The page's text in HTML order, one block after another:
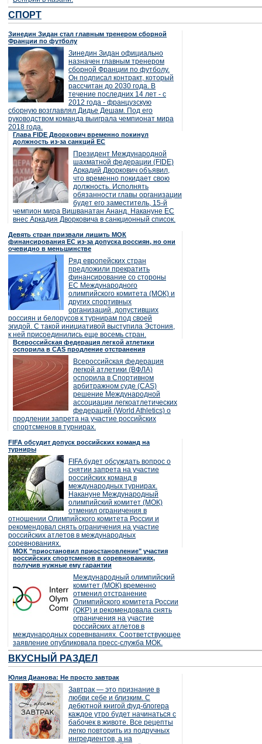
СПОРТ
Зинедин Зидан стал главным тренером сборной
Франции по футболу
Зинедин Зидан официально
назначен главным тренером
сборной Франции по футболу.
Он подписал контракт, который
рассчитан до 2030 года. В
течение последних 14 лет - с
2012 года - французскую
сборную возглавлял Дидье Дешам. Под его
руководством команда выиграла чемпионат мира
2018 года.
Глава FIDE Дворкович временно покинул
должность из-за санкций ЕС
Президент Международной
шахматной федерации (FIDE)
Аркадий Дворкович объявил,
что временно покидает свою
должность. Исполнять
обязанности главы организации
будет его заместитель, 15-й
чемпион мира Вишванатан Ананд. Накануне ЕС
внес Аркадия Дворковича в санкционный список.
Девять стран призвали лишить МОК
финансирования ЕС из-за допуска россиян, но они
очевидно в меньшинстве
Ряд европейских стран
предложили прекратить
финансирование со стороны
ЕС Международного
олимпийского комитета (МОК) и
других спортивных
организаций, допустивших
россиян и белорусов к турнирам под своей
эгидой. С такой инициативой выступила Эстония,
к ней присоединились еще восемь стран.
Всероссийская федерация легкой атлетики
оспорила в CAS продление отстранения
Всероссийская федерация
легкой атлетики (ВФЛА)
оспорила в Спортивном
арбитражном суде (CAS)
решение Международной
ассоциации легкоатлетических
федераций (World Athletics) о
продлении запрета на участие российских
спортсменов в турнирах.
FIFA обсудит допуск российских команд на
турниры
FIFA будет обсуждать вопрос о
снятии запрета на участие
российских команд в
международных турнирах.
Накануне Международный
олимпийский комитет (МОК)
отменил ограничения в
отношении Олимпийского комитета России и
рекомендовал снять ограничения на участие
российских атлетов в международных
соревнованиях.
МОК "приостановил приостановление" участия
российских спортсменов в соревнованиях,
получив нужные ему гарантии
Международный олимпийский
комитет (МОК) временно
отменил отстранение
Олимпийского комитета России
(ОКР) и рекомендовала снять
ограничения на участие
российских атлетов в
международных соревнваниях. Соответствующее
заявление опубликовала пресс-служба МОК.
ВКУСНЫЙ РАЗДЕЛ
Юлия Дианова: Не просто завтрак
Завтрак — это признание в
любви себе и близким. С
дебютной книгой фуд-блогера
каждое утро будет начинаться с
бабочек в животе. Все рецепты
легко повторить из подручных
ингредиентов, а на